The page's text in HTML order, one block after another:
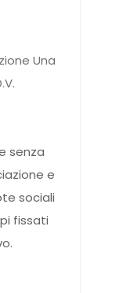
Una
senza
e
sociali
fissati